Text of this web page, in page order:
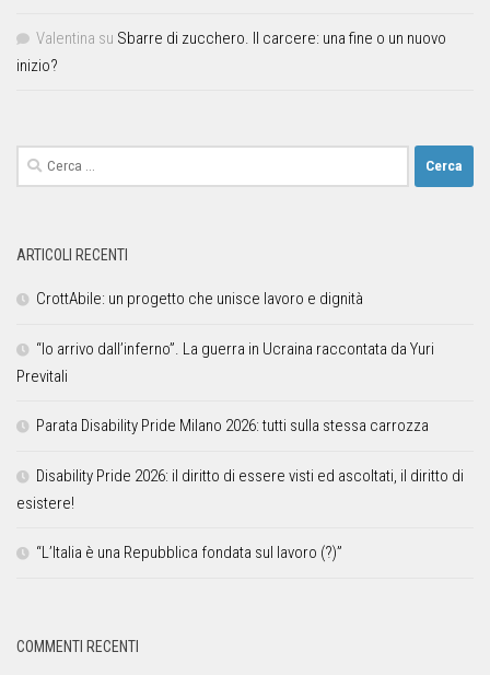
Valentina su Sbarre di zucchero. Il carcere: una fine o un nuovo
inizio?
ARTICOLI RECENTI
CrottAbile: un progetto che unisce lavoro e dignità
“Io arrivo dall’inferno”. La guerra in Ucraina raccontata da Yuri
Previtali
Parata Disability Pride Milano 2026: tutti sulla stessa carrozza
Disability Pride 2026: il diritto di essere visti ed ascoltati, il diritto di
esistere!
“L’Italia è una Repubblica fondata sul lavoro (?)”
COMMENTI RECENTI